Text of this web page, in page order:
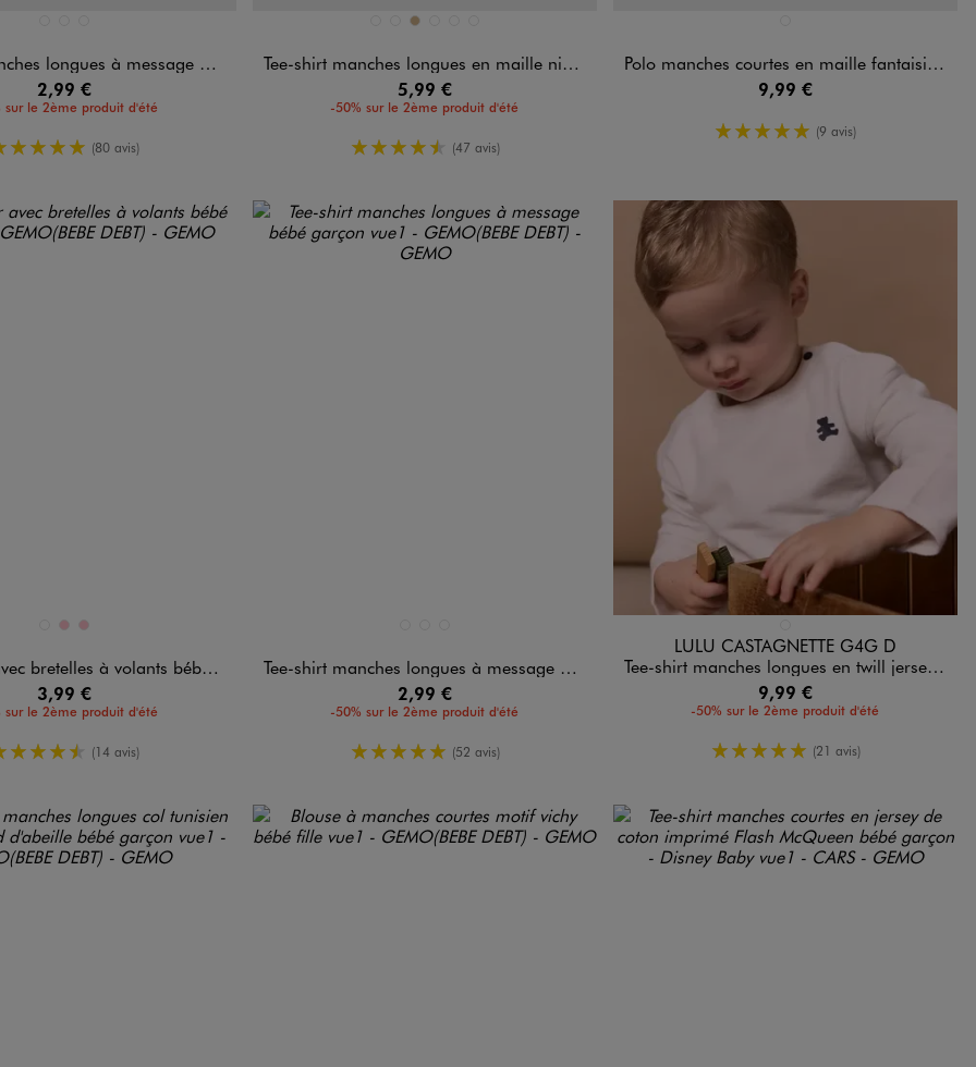
longues à message bébé garçon
2,99 €
sur le 2ème produit d'été
5/5 de moyenne
(80 avis)
Disponible en 6 coloris
BLANC STANDARD
BLEU FONCE
OCRE
Tee-shirt manches longues en maille nid d’abeille bébé garçon
5,99 €
-50% sur le 2ème produit d'été
4.5/5 de moyenne
(47 avis)
Polo manches courtes en maille fantaisie bébé garçon
9,99 €
5/5 de moyenne
(9 avis)
3 colorisJAUNE CLAIR
ROSEROSE
bretelles à volants bébé fille
3,99 €
sur le 2ème produit d'été
4.5/5 de moyenne
(14 avis)
Tee-shirt manches longues à message bébé garçon
2,99 €
-50% sur le 2ème produit d'été
5/5 de moyenne
(52 avis)
LULU CASTAGNETTE G4G D
Tee-shirt manches longues en twill jersey bébé garçon - LuluCastagnette
9,99 €
-50% sur le 2ème produit d'été
5/5 de moyenne
(21 avis)